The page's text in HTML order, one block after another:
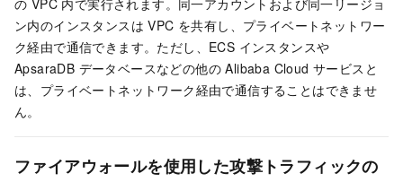
の VPC 内で実行されます。同一アカウントおよび同一リージョ
ン内のインスタンスは VPC を共有し、プライベートネットワー
ク経由で通信できます。ただし、ECS インスタンスや
ApsaraDB データベースなどの他の Alibaba Cloud サービスと
は、プライベートネットワーク経由で通信することはできませ
ん。
ファイアウォールを使用した攻撃トラフィックの